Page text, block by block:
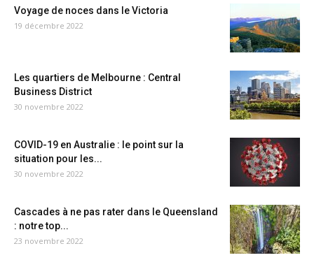
Voyage de noces dans le Victoria
19 décembre 2022
Les quartiers de Melbourne : Central
Business District
30 novembre 2022
COVID-19 en Australie : le point sur la
situation pour les...
30 novembre 2022
Cascades à ne pas rater dans le Queensland
: notre top...
23 novembre 2022